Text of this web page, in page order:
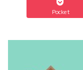
Pocket